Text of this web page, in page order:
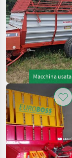
Macchina usata